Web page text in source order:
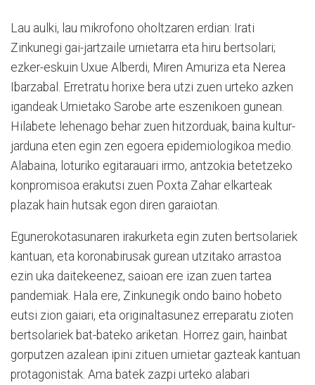
Lau aulki, lau mikrofono oholtzaren erdian: Irati
Zinkunegi gai-jartzaile urnietarra eta hiru bertsolari;
ezker-eskuin Uxue Alberdi, Miren Amuriza eta Nerea
Ibarzabal. Erretratu horixe bera utzi zuen urteko azken
igandeak Urnietako Sarobe arte eszenikoen gunean.
Hilabete lehenago behar zuen hitzorduak, baina kultur-
jarduna eten egin zen egoera epidemiologikoa medio.
Alabaina, loturiko egitarauari irmo, antzokia betetzeko
konpromisoa erakutsi zuen Poxta Zahar elkarteak
plazak hain hutsak egon diren garaiotan.
Egunerokotasunaren irakurketa egin zuten bertsolariek
kantuan, eta koronabirusak gurean utzitako arrastoa
ezin uka daitekeenez, saioan ere izan zuen tartea
pandemiak. Hala ere, Zinkunegik ondo baino hobeto
eutsi zion gaiari, eta originaltasunez erreparatu zioten
bertsolariek bat-bateko ariketan. Horrez gain, hainbat
gorputzen azalean ipini zituen urnietar gazteak kantuan
protagonistak. Ama batek zazpi urteko alabari